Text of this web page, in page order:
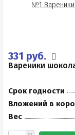
331 руб.
Вареники
Срок годности
Вложений в
Вес